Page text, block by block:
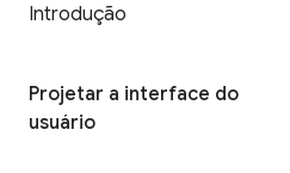
Introdução
Projetar a interface do
usuário